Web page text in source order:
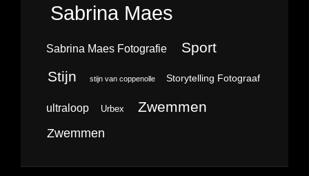
Sabrina Maes
Sabrina Maes Fotografie Sport
Stijn stijn van coppenolle Storytelling Fotograaf
ultraloop Urbex Zwemmen
Zwemmen